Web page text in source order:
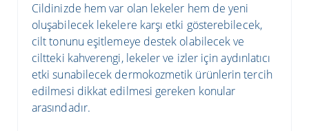
Cildinizde hem var olan lekeler hem de yeni
oluşabilecek lekelere karşı etki gösterebilecek,
cilt tonunu eşitlemeye destek olabilecek ve
ciltteki kahverengi, lekeler ve izler için aydınlatıcı
etki sunabilecek dermokozmetik ürünlerin tercih
edilmesi dikkat edilmesi gereken konular
arasındadır.